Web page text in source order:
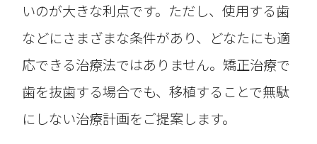
いのが大きな利点です。ただし、使用する歯
などにさまざまな条件があり、どなたにも適
応できる治療法ではありません。矯正治療で
歯を抜歯する場合でも、移植することで無駄
にしない治療計画をご提案します。